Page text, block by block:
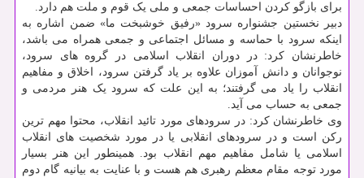
برای بازگو کردن احساسات جمعی و ملی یک قوم و ملت هم دارد.
دبیر نخستین جشنواره سرود «رفیق خوشبخت ما» ضمن اشاره به
اینکه سرود با حماسه و مسائل اجتماعی و جمعی همراه می باشد،
خاطرنشان کرد: در دوران انقلاب اسلامی در گروه های سرود،
نوجوانان و دانش آموزان علاوه بر یاد گرفتن سرود، اخلاق و مفاهیم
انقلاب را یاد می گرفتند؛ به این علت که سرود یک هنر مردمی و
جمعی به حساب می آید.
وی خاطرنشان کرد: در سرودهای مورد تائید انقلاب، محتوا مهم ترین
رکن است و در سرودهای انقلابی یا در مورد شخصیت های انقلاب
اسلامی یا شامل مفاهیم مهم انقلاب بود. همینطور این هنر بسیار
مورد توجه مقام معظم رهبری هم هست و با عنایت به بیانیه گام دوم